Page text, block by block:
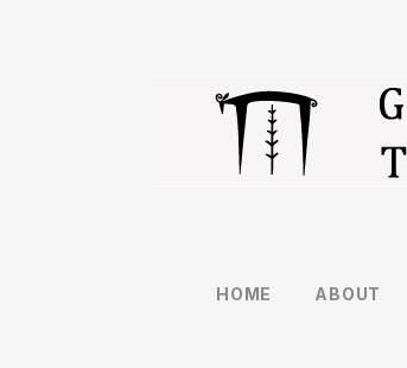
HOME ABOUT